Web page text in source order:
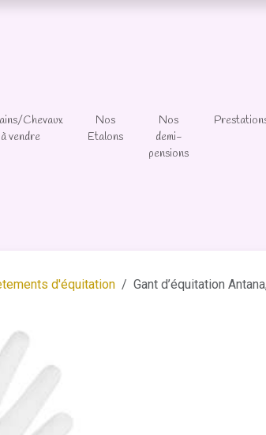
Chevaux
à vendre
Nos
Etalons
Nos
demi-
pensions
d'équitation Gant d’équitation